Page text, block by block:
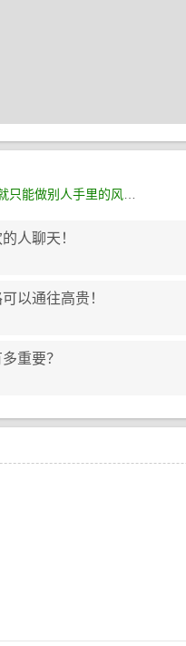
能做别人手里的风筝！
人聊天！
以通往高贵！
重要？